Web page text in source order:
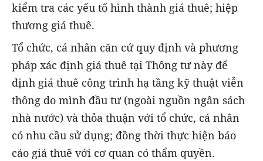
kiểm tra các yếu tố hình thành giá thuê; hiệp
thương giá thuê.
Tổ chức, cá nhân căn cứ quy định và phương
pháp xác định giá thuê tại Thông tư này để
định giá thuê công trình hạ tầng kỹ thuật viễn
thông do mình đầu tư (ngoài nguồn ngân sách
nhà nước) và thỏa thuận với tổ chức, cá nhân
có nhu cầu sử dụng; đồng thời thực hiện báo
cáo giá thuê với cơ quan có thẩm quyền.